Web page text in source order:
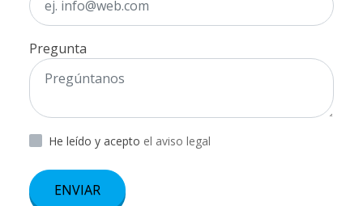
Pregunta
He leído y acepto el aviso legal
ENVIAR